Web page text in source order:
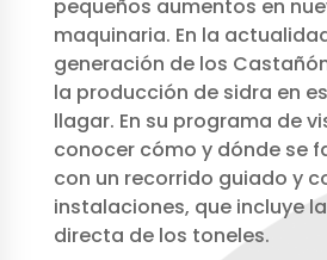
pequeños aumentos en
maquinaria. En la
generación de los
la producción de sidra en
llagar. En su programa de
conocer cómo y dónde se
con un recorrido guiado y
instalaciones, que incluye
directa de los toneles.